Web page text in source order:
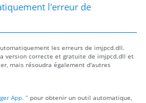
l'erreur de
les erreurs de imjpcd.dll.
version correcte et gratuite de imjpcd.dll et
mais résoudra également d'autres
App. ” pour obtenir un outil automatique,